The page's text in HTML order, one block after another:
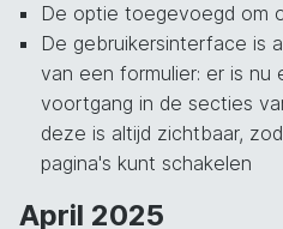
De optie toegevoegd om
De gebruikersinterface is
van een formulier: er is nu
voortgang in de secties
deze is altijd zichtbaar,
pagina's kunt schakelen
April 2025